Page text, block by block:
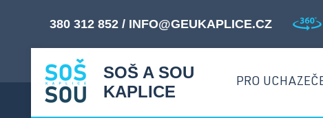
SOŠ A SOU
KAPLICE
PRO
380 312 852 / INFO@GEUKAPLICE.CZ